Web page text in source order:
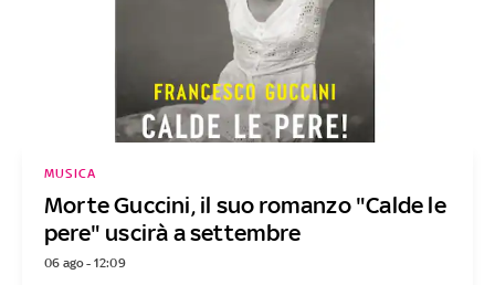
Morte Guccini, il suo romanzo "Calde le
pere" uscirà a settembre
MUSICA
06 ago - 12:09